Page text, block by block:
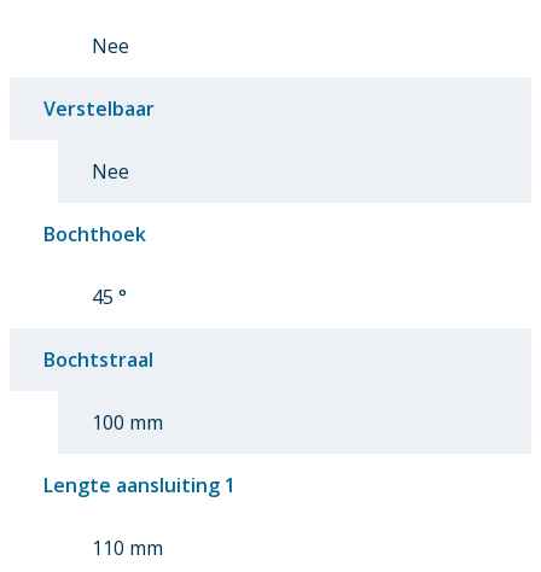
Nee
Verstelbaar
Nee
Bochthoek
45 °
Bochtstraal
100 mm
Lengte aansluiting 1
110 mm